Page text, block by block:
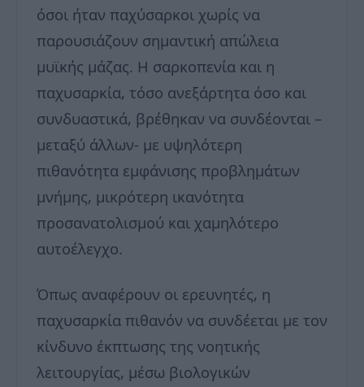
όσοι ήταν παχύσαρκοι χωρίς να
παρουσιάζουν σημαντική απώλεια
μυϊκής μάζας. Η σαρκοπενία και η
παχυσαρκία, τόσο ανεξάρτητα όσο και
συνδυαστικά, βρέθηκαν να συνδέονται –
μεταξύ άλλων- με υψηλότερη
πιθανότητα εμφάνισης προβλημάτων
μνήμης, μικρότερη ικανότητα
προσανατολισμού και χαμηλότερο
αυτοέλεγχο.
Όπως αναφέρουν οι ερευνητές, η
παχυσαρκία πιθανόν να συνδέεται με τον
κίνδυνο έκπτωσης της νοητικής
λειτουργίας, μέσω βιολογικών